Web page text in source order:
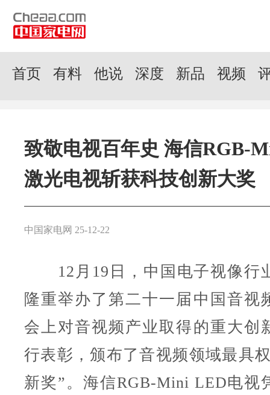
首页 有料 他说 深度 新品 视频
致敬电视百年史 海信RGB-
激光电视斩获科技创新大奖
中国家电网 25-12-22
12月19日，中国电子视像行
隆重举办了第二十一届中国音视
会上对音视频产业取得的重大创
行表彰，颁布了音视频领域最具
新奖”。海信RGB-Mini LED电视